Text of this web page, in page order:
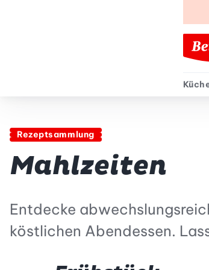
Rezeptsammlung
Mahlzeiten
Entdecke
köstlichen Abendessen.